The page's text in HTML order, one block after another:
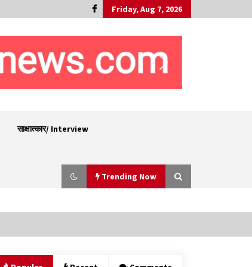
Friday, Aug 7, 2026
साक्षात्कार/ Interview
Trending Now